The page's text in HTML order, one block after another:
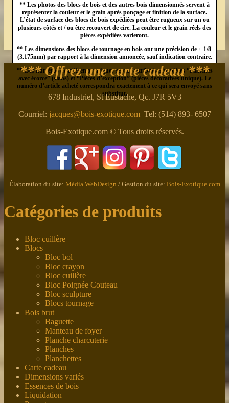
** Les photos des blocs de bois et des autres bois dimensionnés servent à
représenter la couleur et le grain après ponçage et finition de la surface.
L’état de surface des blocs de bois expédiées peut être rugueux sur un ou
plusieurs côtés et / ou être recouvert de cire. La couleur et le grain réels des
pièces expédiées varieront.
** Les dimensions des blocs de tournage en bois ont une précision de ± 1/8
(3.175mm) par rapport à la dimension annoncée, sauf indication contraire.
** Des numéros de référence uniques seront attribués aux pièces “Planches
avec écorce” (slabs) et “Pièces d’exception” (pièces décoratives unique). Le
numéro d’article acheté correspondra exactement à ce qui sera envoyé sans
substitut.
*** Offrez une carte cadeau ***
678 Industriel, St Eustache, Qc. J7R 5V3
Courriel: jacques@bois-exotique.comTel: (514) 893- 6507
Bois-Exotique.com © Tous droits réservés.
Élaboration du site: Média WebDesign / Gestion du site: Bois-Exotique.com
Catégories de produits
Bloc cuillère
Blocs
Bloc bol
Bloc crayon
Bloc cuillère
Bloc Poignée Couteau
Bloc sculpture
Blocs tournage
Bois brut
Baguette
Manteau de foyer
Planche charcuterie
Planches
Planchettes
Carte cadeau
Dimensions variés
Essences de bois
Liquidation